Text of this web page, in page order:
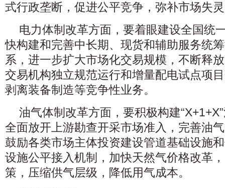
式行政垄断，促进公平竞争，弥补市场失
电力体制改革方面，要着眼建设全国统
快构建和完善中长期、现货和辅助服务统
系，进一步扩大市场化交易规模，不断释
交易机构独立规范运行和增量配电试点项
剥离装备制造等竞争性业务。
油气体制改革方面，要积极构建
全面放开上游勘查开采市场准入，完善油
鼓励各类市场主体投资建设管道基础设施
设施公平接入机制，加快天然气价格改革
策，压缩供气层级，降低用气成本。